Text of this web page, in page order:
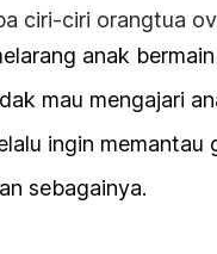
ciri-ciri orangtua
anak
mau mengajari
ingin memantau
sebagainya.